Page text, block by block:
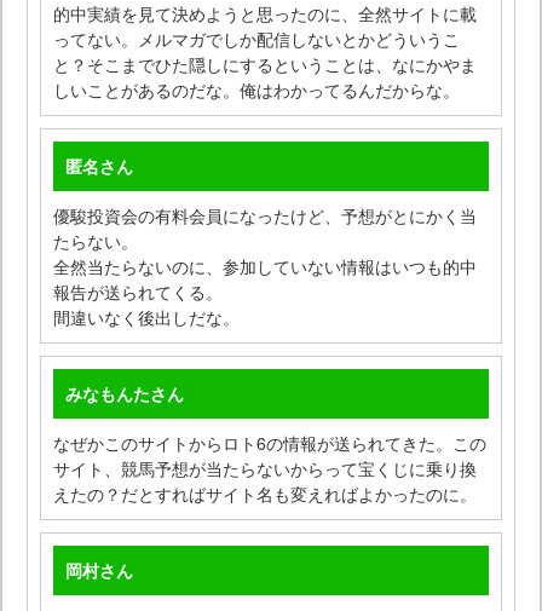
的中実績を見て決めようと思ったのに、全然サイトに載
ってない。メルマガでしか配信しないとかどういうこ
と？そこまでひた隠しにするということは、なにかやま
しいことがあるのだな。俺はわかってるんだからな。
匿名さん
優駿投資会の有料会員になったけど、予想がとにかく当
たらない。
全然当たらないのに、参加していない情報はいつも的中
報告が送られてくる。
間違いなく後出しだな。
みなもんたさん
なぜかこのサイトからロト6の情報が送られてきた。この
サイト、競馬予想が当たらないからって宝くじに乗り換
えたの？だとすればサイト名も変えればよかったのに。
岡村さん